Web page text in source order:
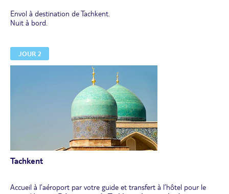
Envol à destination de Tachkent.
Nuit à bord.
JOUR 2
Tachkent
Accueil à l’aéroport par votre guide et transfert à l’hôtel pour le